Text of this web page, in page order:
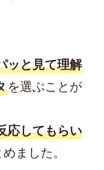
ッと見て理解
を選ぶことが
応してもらい
ました。